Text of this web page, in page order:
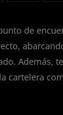
de
Además,
cartelera